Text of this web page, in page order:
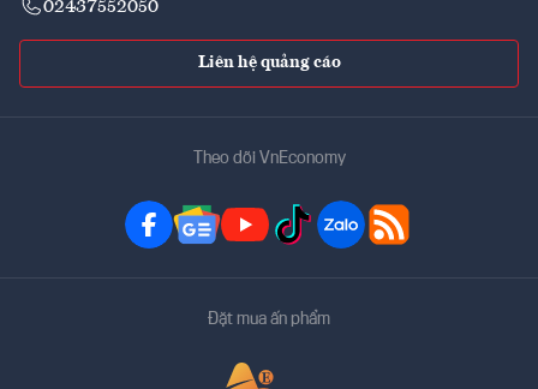
02437552050
Liên hệ quảng cáo
Theo dõi VnEconomy
Đặt mua ấn phẩm